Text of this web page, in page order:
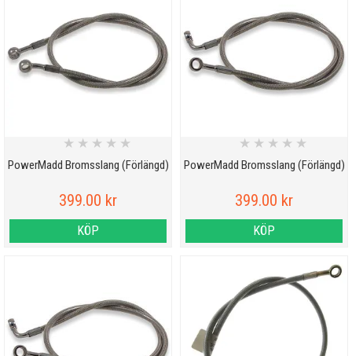
PowerMadd Bromsslang (Förlängd)
★ ★ ★ ★ ★
399.00 kr
KÖP
PowerMadd Bromsslang (Förlängd)
★ ★ ★ ★ ★
399.00 kr
KÖP